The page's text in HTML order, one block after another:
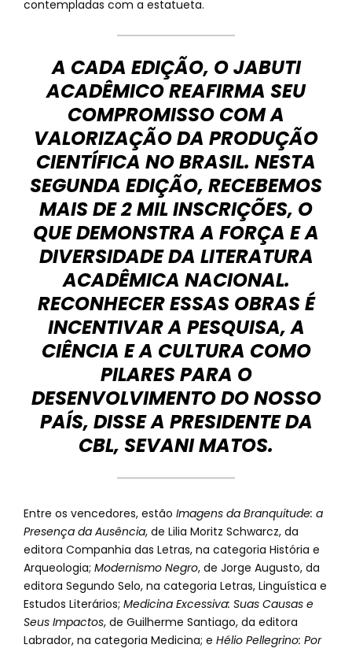
contempladas com a estatueta.
A CADA EDIÇÃO, O JABUTI
ACADÊMICO REAFIRMA SEU
COMPROMISSO COM A
VALORIZAÇÃO DA PRODUÇÃO
CIENTÍFICA NO BRASIL. NESTA
SEGUNDA EDIÇÃO, RECEBEMOS
MAIS DE 2 MIL INSCRIÇÕES, O
QUE DEMONSTRA A FORÇA E A
DIVERSIDADE DA LITERATURA
ACADÊMICA NACIONAL.
RECONHECER ESSAS OBRAS É
INCENTIVAR A PESQUISA, A
CIÊNCIA E A CULTURA COMO
PILARES PARA O
DESENVOLVIMENTO DO NOSSO
PAÍS, DISSE A PRESIDENTE DA
CBL, SEVANI MATOS.
Entre os vencedores, estão Imagens da Branquitude: a
Presença da Ausência, de Lilia Moritz Schwarcz, da
editora Companhia das Letras, na categoria História e
Arqueologia; Modernismo Negro, de Jorge Augusto, da
editora Segundo Selo, na categoria Letras, Linguística e
Estudos Literários; Medicina Excessiva: Suas Causas e
Seus Impactos, de Guilherme Santiago, da editora
Labrador, na categoria Medicina; e Hélio Pellegrino: Por